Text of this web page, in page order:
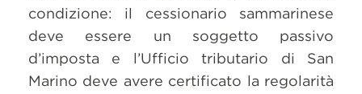
condizione: il cessionario sammarinese
deve essere un soggetto passivo
d’imposta e l’Ufficio tributario di San
Marino deve avere certificato la regolarità